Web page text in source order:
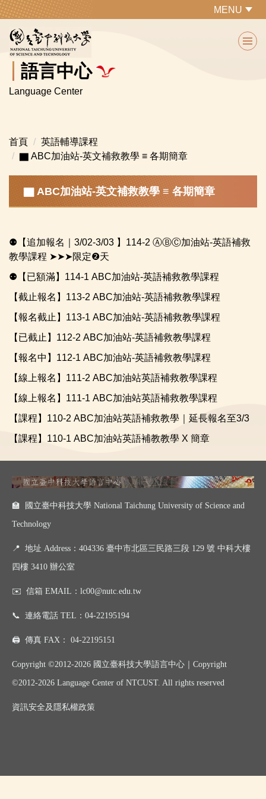
跳
主
要
容
區
語言中心
Language Center
MENU
首頁
英語輔導課程
▇ ABC加油站-英文補救教學 ≡ 各期簡章
▇ ABC加油站-英文補救教學 ≡ 各期簡章
⚉【追加報名｜3/02-3/03 】114-2 ⒶⒷⒸ加油站-英語補救
教學課程 ➤➤➤限定❷天
⚉【已額滿】114-1 ABC加油站-英語補救教學課程
【截止報名】113-2 ABC加油站-英語補救教學課程
【報名截止】113-1 ABC加油站-英語補救教學課程
【已截止】112-2 ABC加油站-英語補救教學課程
【報名中】112-1 ABC加油站-英語補救教學課程
【線上報名】111-2 ABC加油站英語補救教學課程
【線上報名】111-1 ABC加油站英語補救教學課程
【課程】110-2 ABC加油站英語補救教學｜延長報名至3/3
【課程】110-1 ABC加油站英語補教教學 X 簡章
🏫 國立臺中科技大學 National Taichung University of Science and
Technology
📍 地址 Address：404336 臺中市北區三民路三段 129 號 中科大樓
四樓 3410 辦公室
✉️ 信箱 EMAIL： lc00@nutc.edu.tw
📞 連絡電話 TEL： 04-22195194
🖨️ 傳真 FAX： 04-22195151
Copyright ©2012-2026 國立臺科技大學語言中心｜ Copyright
©2012-2026 Language Center of NTCUST. All rights reserved
資訊安全及 隱私權政策